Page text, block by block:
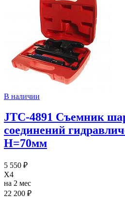
В наличии
JTC-4891 Съемник
соединений
H=70мм
5 550 ₽
X4
на 2 мес
22 200 ₽